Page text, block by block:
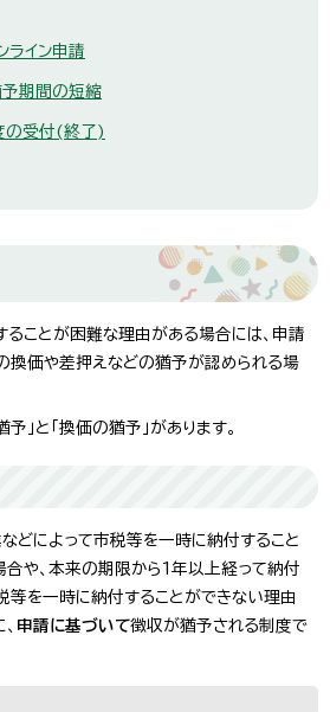
イン申請
期間の短縮
の受付(終了)
ことが困難な理由がある場合には、申請
換価や差押えなどの猶予が認められる場
」と「換価の猶予」があります。
どによって市税等を一時に納付すること
合や、本来の期限から1年以上経って納付
等を一時に納付することができない理由
申請に基づいて徴収が猶予される制度で